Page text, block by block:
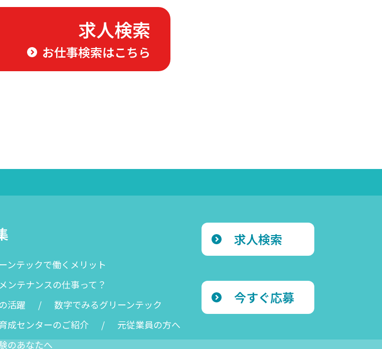
求人検索
お仕事検索はこちら
ンテックで働くメリット
ンテナンスの仕事って？
活躍
数字でみるグリーンテック
成センターのご紹介
元従業員の方へ
のあなたへ
求人検索
今すぐ応募